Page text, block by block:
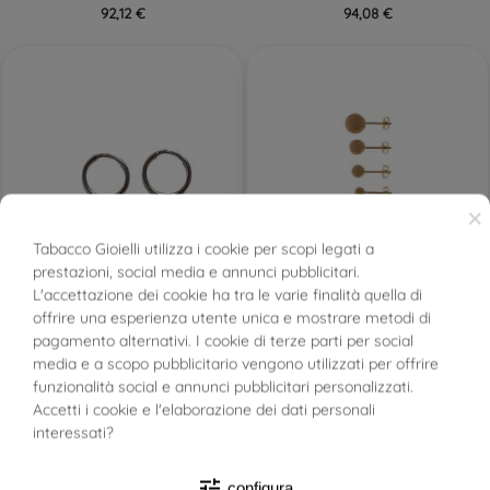
92,12 € 94,08 €
PRONTA SPEDIZIONE!
Boccole cerchi 1cm x 1mm
in oro bianco
94,08 €
Orecchini Sfera Sabbiata
Diamantata Oro Giallo
98,00 € — 188,00 €
×
Tabacco Gioielli utilizza i cookie per scopi legati a
prestazioni, social media e annunci pubblicitari.
L'accettazione dei cookie ha tra le varie finalità quella di
offrire una esperienza utente unica e mostrare metodi di
pagamento alternativi. I cookie di terze parti per social
media e a scopo pubblicitario vengono utilizzati per offrire
funzionalità social e annunci pubblicitari personalizzati.
Accetti i cookie e l'elaborazione dei dati personali
interessati?